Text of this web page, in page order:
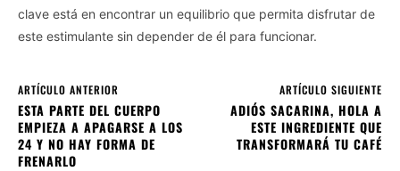
clave está en encontrar un equilibrio que permita disfrutar de
este estimulante sin depender de él para funcionar.
ARTÍCULO ANTERIOR
ESTA PARTE DEL CUERPO
EMPIEZA A APAGARSE A LOS
24 Y NO HAY FORMA DE
FRENARLO
ARTÍCULO SIGUIENTE
ADIÓS SACARINA, HOLA A
ESTE INGREDIENTE QUE
TRANSFORMARÁ TU CAFÉ